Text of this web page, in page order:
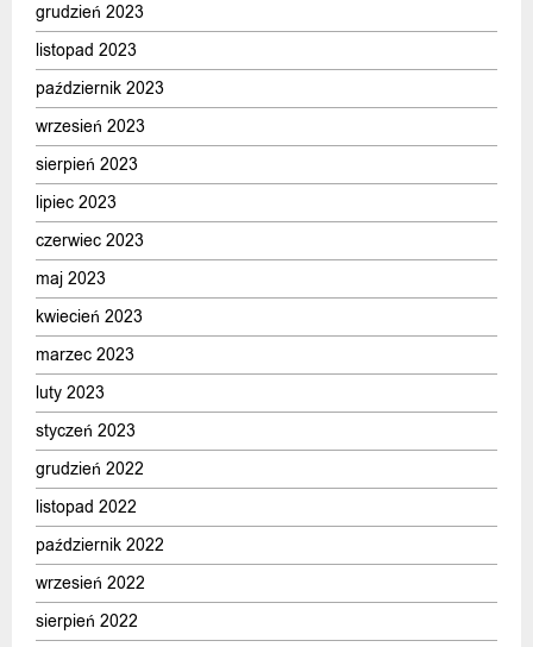
grudzień 2023
listopad 2023
październik 2023
wrzesień 2023
sierpień 2023
lipiec 2023
czerwiec 2023
maj 2023
kwiecień 2023
marzec 2023
luty 2023
styczeń 2023
grudzień 2022
listopad 2022
październik 2022
wrzesień 2022
sierpień 2022